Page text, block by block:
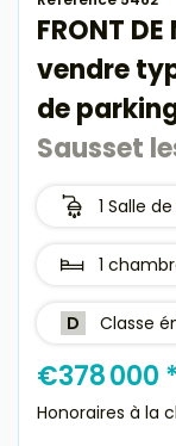
FRONT
vendre
de
Sausset
1 Salle
1
D Classe
€378 000
Honoraires à la